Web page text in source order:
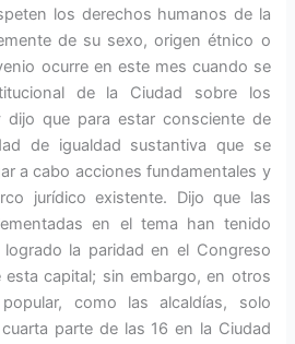
los derechos humanos de la
de su sexo, origen étnico o
ocurre en este mes cuando se
de la Ciudad sobre los
dijo que para estar consciente de
de igualdad sustantiva que se
a cabo acciones fundamentales y
jurídico existente. Dijo que las
en el tema han tenido
la paridad en el Congreso
capital; sin embargo, en otros
como las alcaldías, solo
parte de las 16 en la Ciudad